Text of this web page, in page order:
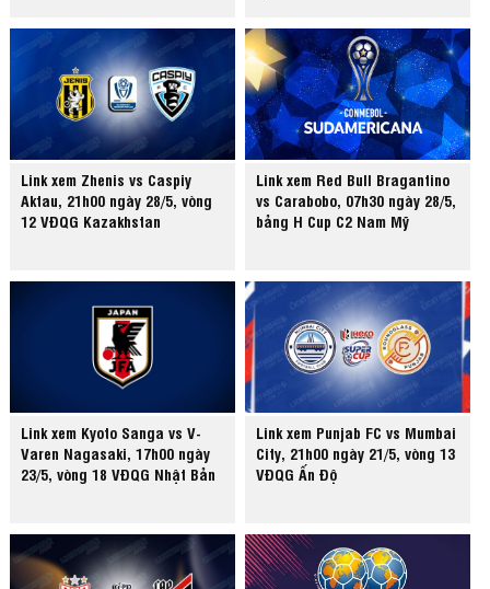
Link xem Zhenis vs Caspiy
Aktau, 21h00 ngày 28/5, vòng
12 VĐQG Kazakhstan
Link xem Red Bull Bragantino
vs Carabobo, 07h30 ngày 28/5,
bảng H Cup C2 Nam Mỹ
Link xem Kyoto Sanga vs V-
Varen Nagasaki, 17h00 ngày
23/5, vòng 18 VĐQG Nhật Bản
Link xem Punjab FC vs Mumbai
City, 21h00 ngày 21/5, vòng 13
VĐQG Ấn Độ